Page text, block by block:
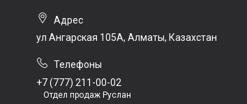
ул Ангарская 105А, Алматы, Казахстан
+7 (777) 211-00-02
Отдел продаж Руслан